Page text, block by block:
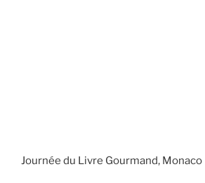
Journée du Livre Gourmand, Monaco